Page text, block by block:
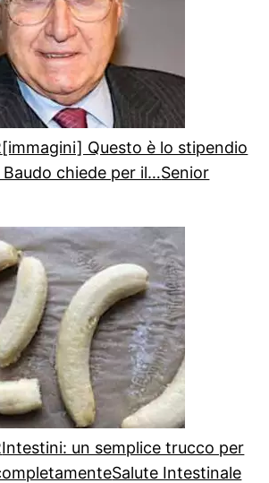
[immagini] Questo è lo stipendio
Baudo chiede per il…Senior
Intestini: un semplice trucco per
Salute Intestinale